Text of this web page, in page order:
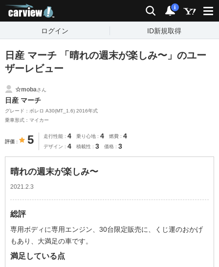
検索 通知
i
ログイン ID新規取得
日産 マーチ 「晴れの週末が楽しみ〜」のユー
ザーレビュー
☆mobaさん
日産 マーチ
グレード：ボレロ A30(MT_1.6) 2016年式
乗車形式：マイカー
評価 5 走行性能 4 乗り心地 4 燃費 4
デザイン 4 積載性 3 価格 3
晴れの週末が楽しみ〜
2021.2.3
総評
専用ボディに専用エンジン、30台限定販売に、くじ運のおかげ
もあり、大満足の車です。
満足している点